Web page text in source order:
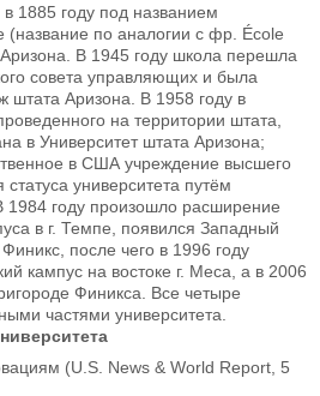
1885 году под названием
по аналогии с фр. École
В 1945 году школа перешла
совета управляющих и была
штата Аризона. В 1958 году в
на территории штата,
в Университет штата Аризона;
в США учреждение высшего
университета путём
1984 году произошло расширение
в г. Темпе, появился Западный
после чего в 1996 году
кампус на востоке г. Меса, а в 2006
Финикса. Все четыре
частями университета.
(U.S. News & World Report, 5